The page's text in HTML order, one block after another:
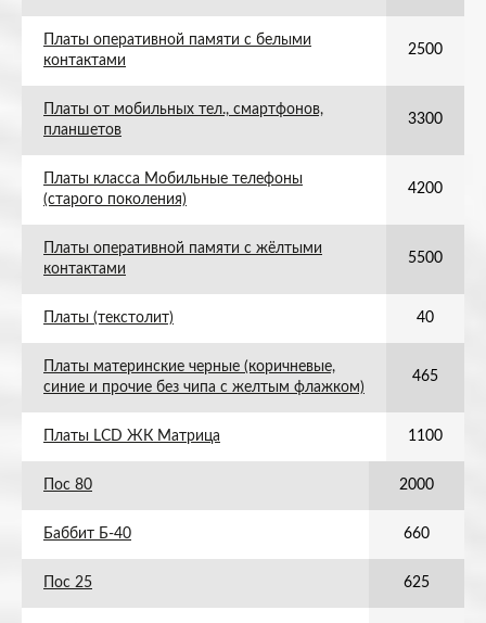
Платы оперативной памяти с белыми
контактами
2500
Платы от мобильных тел., смартфонов,
планшетов
3300
Платы класса Мобильные телефоны
(старого поколения)
4200
Платы оперативной памяти с жёлтыми
контактами
5500
Платы (текстолит) 40
Платы материнские черные (коричневые,
синие и прочие без чипа с желтым флажком)
465
Платы LCD ЖК Матрица 1100
Пос 80 2000
Баббит Б-40 660
Пос 25 625